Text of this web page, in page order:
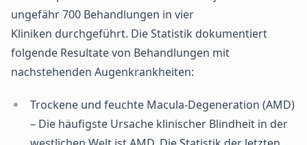
ungefähr 700 Behandlungen in vier
Kliniken durchgeführt. Die Statistik dokumentiert
folgende Resultate von Behandlungen mit
nachstehenden Augenkrankheiten:
Trockene und feuchte Macula-Degeneration (AMD)
– Die häufigste Ursache klinischer Blindheit in der